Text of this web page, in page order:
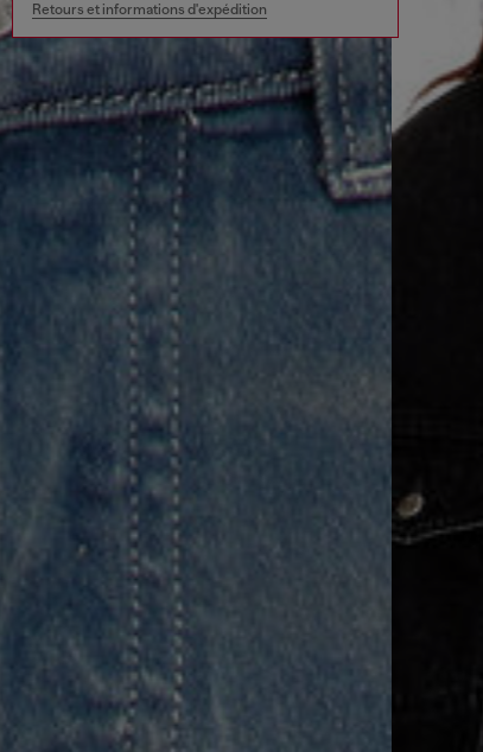
Retours et informations d'expédition